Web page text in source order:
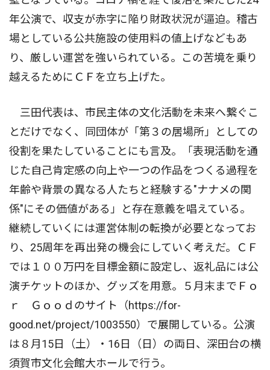
年公演で、収支が赤字に陥り財政状況が逼迫。稽古
場としている公共施設の使用料の値上げなどもあ
り、厳しい運営を強いられている。この苦境を乗り
越えるためにＣＦを立ち上げた。
三田代表は、市民主体の文化活動を未来へ繋ぐこ
とだけでなく、同団体が「第３の居場所」としての
役割を果たしていることにも言及。「表現活動を通
じた自己肯定感の向上や一つの作品をつくる過程を
年齢や背景の異なる人たちと経験する"ナナメの関
係"にその価値がある」と存在意義を唱えている。
継続していくには運営体制の転換が必要となってお
り、25周年を再出発の機会にしていく考えだ。ＣＦ
では１００万円を目標金額に設定し、返礼品には公
演チケットのほか、グッズを用意。５月末までＦｏ
ｒ Ｇｏｏｄのサイト（https://for-
good.net/project/1003550）で展開している。公演
は８月15日（土）・16日（日）の両日、深田台の横
須賀市文化会館大ホールで行う。